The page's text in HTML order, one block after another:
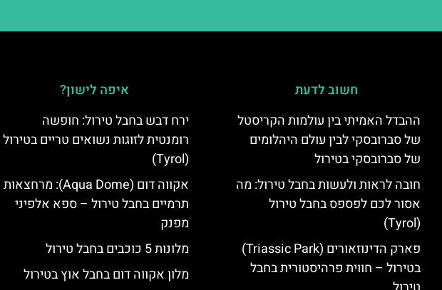
חשוב לדעת
ההבדל האמיתי בין עולמות הקריסטל
של סברובסקי לבין עולם היהלומים
של סברובסקי בטירול
חובה לראות ולעשות בחבל טירול: מה
אסור לכם לפספס בחבל טירול
(Tyrol)
פארק הדינוזאורים (Triassic Park)
בטירול – חווית פרהיסטורית בחבל
איפה לישון?
ירח דבש בחבל טירול: חופשה
רומנטית לזוגות נשואים טריים בטירול
(Tyrol)
אקווה דום (Aqua Dome): מרחצאות
תרמיים בחבל טירול – ספא אלפיני
מפנק
מלונות 5 כוכבים בחבל טירול
מלון אקווה דום בחבל אוץ בטירול